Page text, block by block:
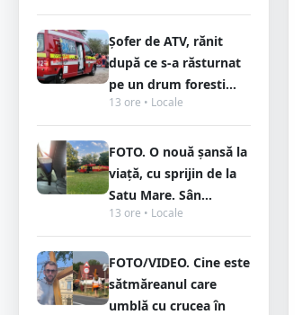
Șofer de ATV, rănit
după ce s-a răsturnat
pe un drum foresti...
13 ore • Locale
FOTO. O nouă șansă la
viață, cu sprijin de la
Satu Mare. Sân...
13 ore • Locale
FOTO/VIDEO. Cine este
sătmăreanul care
umblă cu crucea în